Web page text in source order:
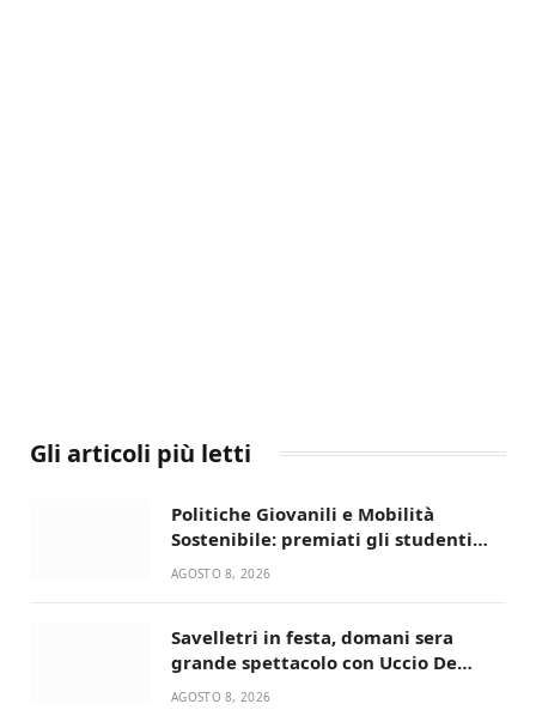
Gli articoli più letti
Politiche Giovanili e Mobilità
Sostenibile: premiati gli studenti
universitari del bando “La strada
AGOSTO 8, 2026
Savelletri in festa, domani sera
grande spettacolo con Uccio De
Santis
AGOSTO 8, 2026